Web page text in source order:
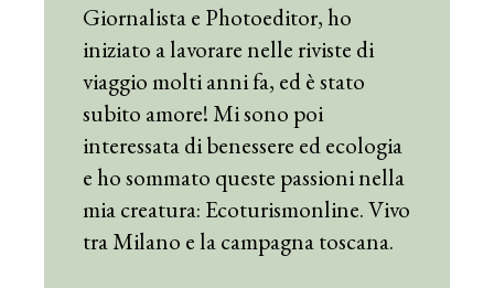
Giornalista e Photoeditor, ho
iniziato a lavorare nelle riviste di
viaggio molti anni fa, ed è stato
subito amore! Mi sono poi
interessata di benessere ed ecologia
e ho sommato queste passioni nella
mia creatura: Ecoturismonline. Vivo
tra Milano e la campagna toscana.